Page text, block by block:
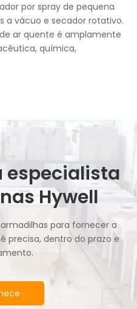
por spray de pequena
a vácuo e secador rotativo.
ar quente é amplamente
química,
especialista
Hywell
para fornecer a
precisa, dentro do prazo e